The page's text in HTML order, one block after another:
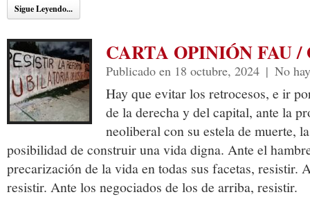
Sigue Leyendo...
CARTA OPINIÓN FAU /
Publicado en 18 octubre, 2024 | No
Hay que evitar los retrocesos, e ir
de la derecha y del capital, ante la
neoliberal con su estela de muerte,
posibilidad de construir una vida digna. Ante el
precarización de la vida en todas sus facetas, resistir.
resistir. Ante los negociados de los de arriba, resistir.